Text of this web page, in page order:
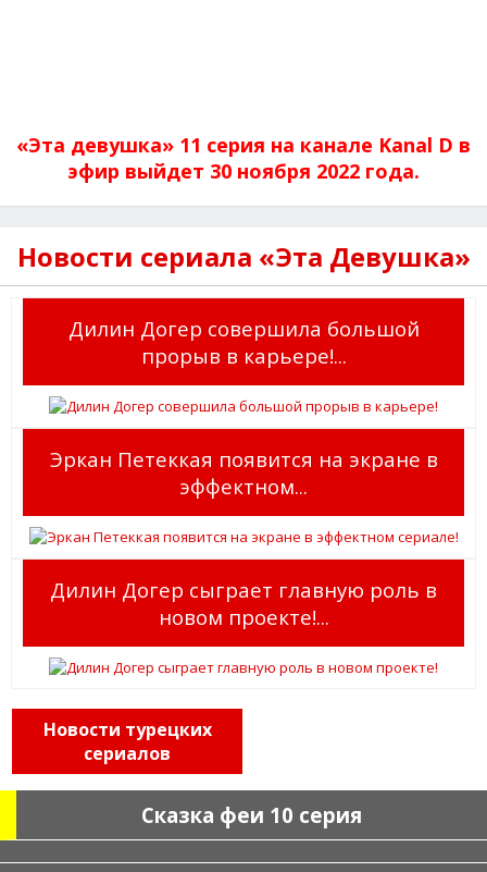
«Эта девушка» 11 серия на канале Kanal D в
эфир выйдет 30 ноября 2022 года.
Новости сериала «Эта Девушка»
Дилин Догер совершила большой
прорыв в карьере!...
Эркан Петеккая появится на экране в
эффектном...
Дилин Догер сыграет главную роль в
новом проекте!...
Новости турецких
сериалов
Сказка феи 10 серия